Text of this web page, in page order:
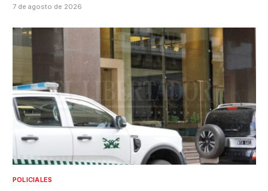
7 de agosto de 2026
POLICIALES